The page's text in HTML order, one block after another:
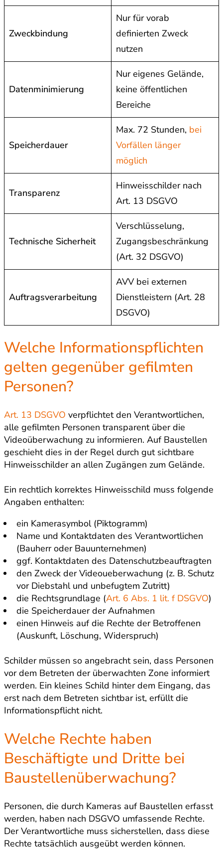
Zweckbindung
Nur für vorab
definierten Zweck
nutzen
Datenminimierung
Nur eigenes Gelände,
keine öffentlichen
Bereiche
Speicherdauer
Max. 72 Stunden, bei
Vorfällen länger
möglich
Transparenz
Hinweisschilder nach
Art. 13 DSGVO
Technische Sicherheit
Verschlüsselung,
Zugangsbeschränkung
(Art. 32 DSGVO)
Auftragsverarbeitung
AVV bei externen
Dienstleistern (Art. 28
DSGVO)
Welche Informationspflichten
gelten gegenüber gefilmten
Personen?
Art. 13 DSGVO verpflichtet den Verantwortlichen,
alle gefilmten Personen transparent über die
Videoüberwachung zu informieren. Auf Baustellen
geschieht dies in der Regel durch gut sichtbare
Hinweisschilder an allen Zugängen zum Gelände.
Ein rechtlich korrektes Hinweisschild muss folgende
Angaben enthalten:
ein Kamerasymbol (Piktogramm)
Name und Kontaktdaten des Verantwortlichen
(Bauherr oder Bauunternehmen)
ggf. Kontaktdaten des Datenschutzbeauftragten
den Zweck der Videoueberwachung (z. B. Schutz
vor Diebstahl und unbefugtem Zutritt)
die Rechtsgrundlage (Art. 6 Abs. 1 lit. f DSGVO)
die Speicherdauer der Aufnahmen
einen Hinweis auf die Rechte der Betroffenen
(Auskunft, Löschung, Widerspruch)
Schilder müssen so angebracht sein, dass Personen
vor dem Betreten der überwachten Zone informiert
werden. Ein kleines Schild hinter dem Eingang, das
erst nach dem Betreten sichtbar ist, erfüllt die
Informationspflicht nicht.
Welche Rechte haben
Beschäftigte und Dritte bei
Baustellenüberwachung?
Personen, die durch Kameras auf Baustellen erfasst
werden, haben nach DSGVO umfassende Rechte.
Der Verantwortliche muss sicherstellen, dass diese
Rechte tatsächlich ausgeübt werden können.